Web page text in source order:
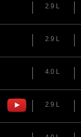
2.9 L
2.9 L
4.0 L
2.9 L